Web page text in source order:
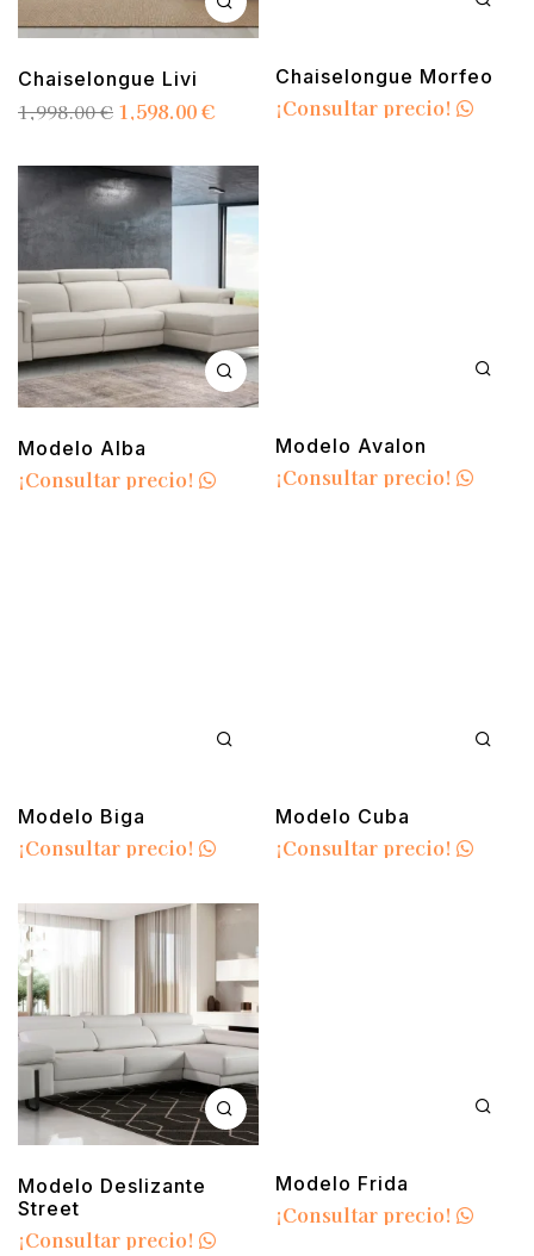
Chaiselongue Livi
1,998.00€ 1,598.00€
Chaiselongue Morfeo
¡Consultar precio!
Modelo Alba
¡Consultar precio!
Modelo Avalon
¡Consultar precio!
Modelo Biga
¡Consultar precio!
Modelo Cuba
¡Consultar precio!
Modelo Deslizante
Street
¡Consultar precio!
Modelo Frida
¡Consultar precio!